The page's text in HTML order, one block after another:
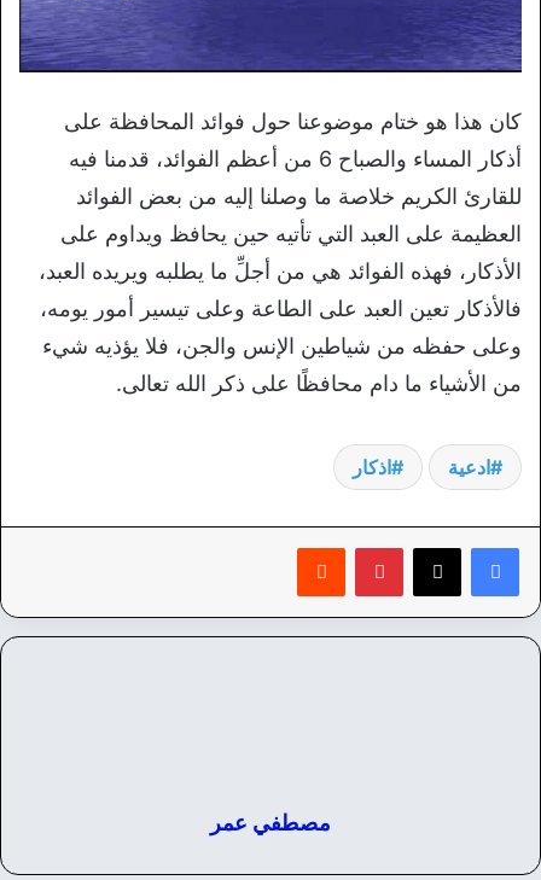
كان هذا هو ختام موضوعنا حول فوائد المحافظة على
أذكار المساء والصباح 6 من أعظم الفوائد، قدمنا فيه
للقارئ الكريم خلاصة ما وصلنا إليه من بعض الفوائد
العظيمة على العبد التي تأتيه حين يحافظ ويداوم على
الأذكار، فهذه الفوائد هي من أجلِّ ما يطلبه ويريده العبد،
فالأذكار تعين العبد على الطاعة وعلى تيسير أمور يومه،
وعلى حفظه من شياطين الإنس والجن، فلا يؤذيه شيء
من الأشياء ما دام محافظًا على ذكر الله تعالى.
ادعية اذكار
بينتيريست
مصطفي عمر